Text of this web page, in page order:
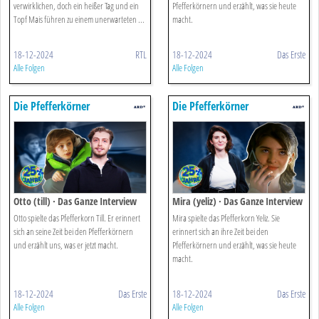
verwirklichen, doch ein heißer Tag und ein
Topf Mais führen zu einem unerwarteten ...
18-12-2024 RTL
Alle Folgen
Pfefferkörnern und erzählt, was sie heute
macht.
18-12-2024 Das Erste
Alle Folgen
Die Pfefferkörner
Otto (till) · Das Ganze Interview
Otto spielte das Pfefferkorn Till. Er erinnert
sich an seine Zeit bei den Pfefferkörnern
und erzählt uns, was er jetzt macht.
18-12-2024 Das Erste
Alle Folgen
Die Pfefferkörner
Mira (yeliz) · Das Ganze Interview
Mira spielte das Pfefferkorn Yeliz. Sie
erinnert sich an ihre Zeit bei den
Pfefferkörnern und erzählt, was sie heute
macht.
18-12-2024 Das Erste
Alle Folgen